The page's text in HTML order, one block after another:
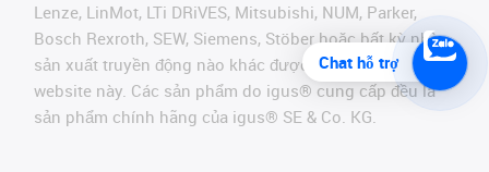
Lenze, LinMot, LTi DRiVES, Mitsubishi, NUM, Parker,
Bosch Rexroth, SEW, Siemens, Stöber hoặc bất kỳ nhà
sản xuất truyền động nào khác được đề cập trên
website này. Các sản phẩm do igus® cung cấp đều là
sản phẩm chính hãng của igus® SE & Co. KG.
Chat hỗ trợ